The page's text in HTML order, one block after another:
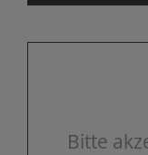
Bitte